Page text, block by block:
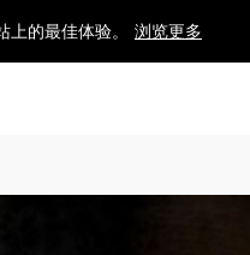
的最佳体验。 浏览更多